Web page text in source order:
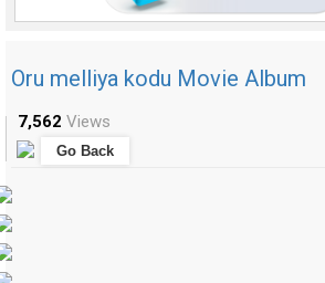
Oru melliya kodu Movie Album
7,562 Views
Go Back